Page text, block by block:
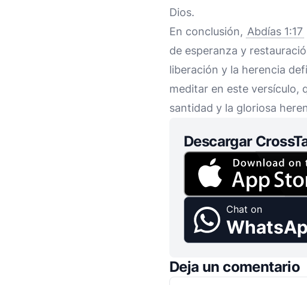
Dios.
En conclusión, Abdías 1:17
de esperanza y
liberación y la herencia
meditar en este versículo,
santidad y la gloriosa
Descargar
Chat on
Deja un comentario